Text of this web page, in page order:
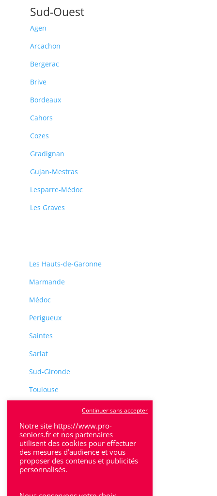
Sud-Ouest
Agen
Arcachon
Bergerac
Brive
Bordeaux
Cahors
Cozes
Gradignan
Gujan-Mestras
Lesparre-Médoc
Les Graves
Les Hauts-de-Garonne
Marmande
Médoc
Perigueux
Saintes
Sarlat
Sud-Gironde
Toulouse
Villeneuve-Sur-Lot
Notre site https://www.pro-
seniors.fr et nos partenaires
utilisent des cookies pour effectuer
des mesures d’audience et vous
proposer des contenus et publicités
personnalisés.
Continuer sans accepter